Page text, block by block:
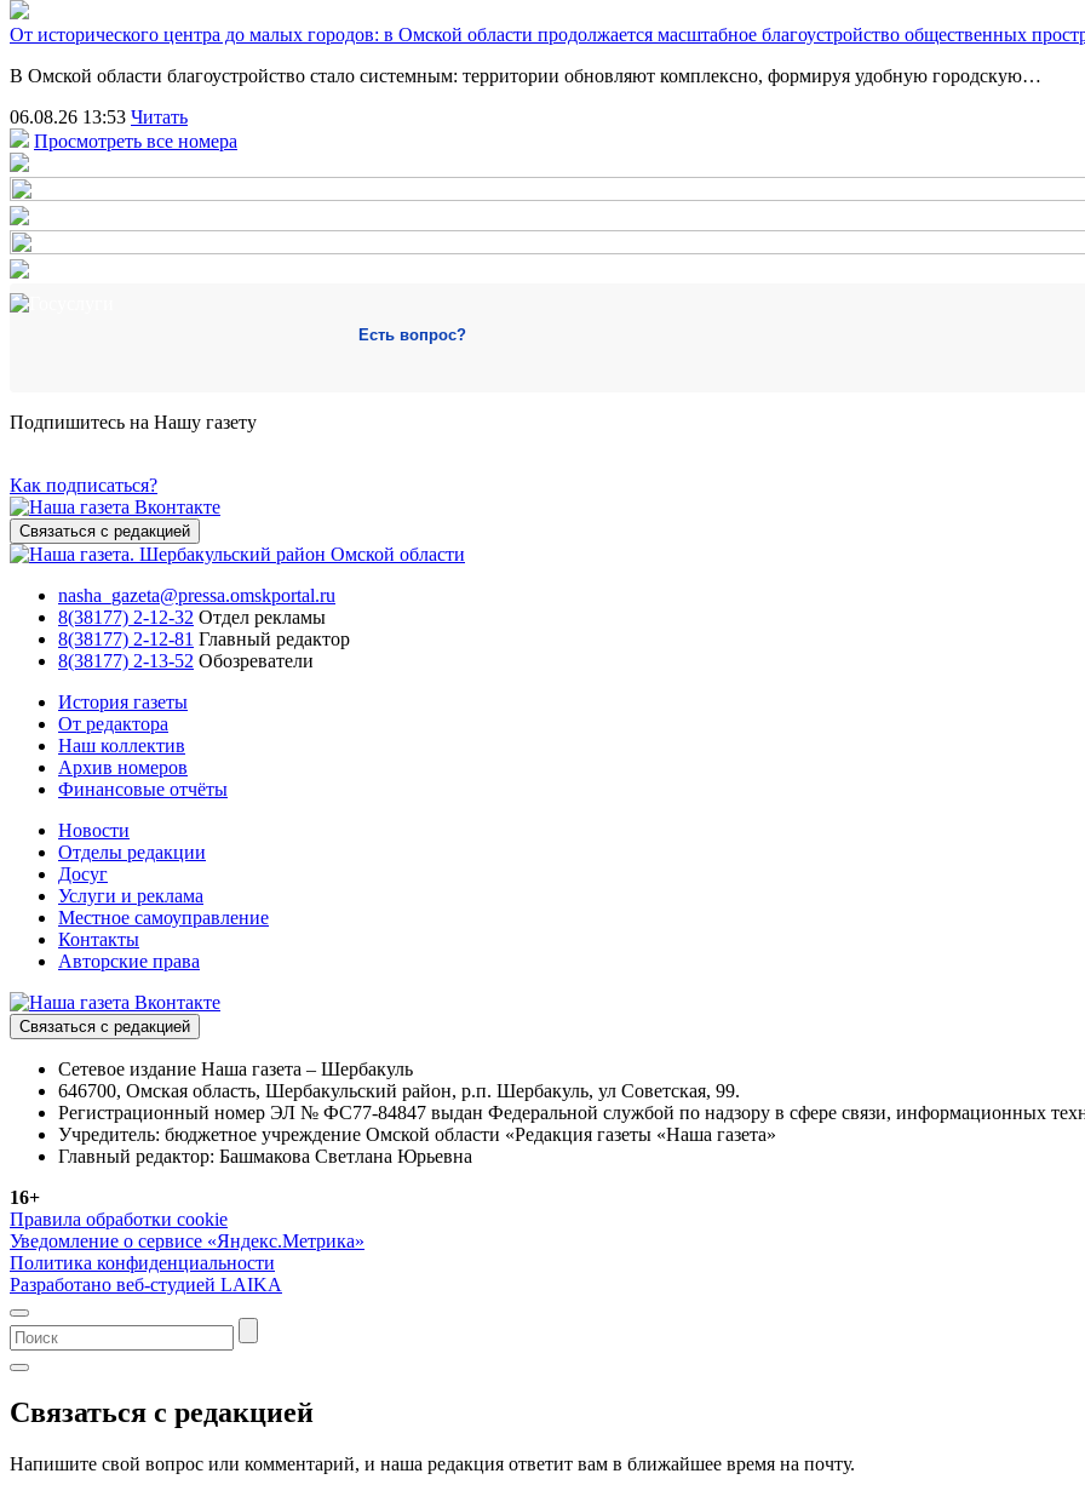
От исторического центра до малых городов: в Омской области продолжается масштабное благоустройство общественных
В Омской области благоустройство стало системным: территории обновляют комплексно, формируя удобную городскую…
06.08.26 13:53 Читать
Просмотреть все номера
Есть вопрос?
Подпишитесь на Нашу газету
Как подписаться?
Связаться с редакцией
nasha_gazeta@pressa.omskportal.ru
8(38177) 2-12-32 Отдел рекламы
8(38177) 2-12-81 Главный редактор
8(38177) 2-13-52 Обозреватели
История газеты
От редактора
Наш коллектив
Архив номеров
Финансовые отчёты
Новости
Отделы редакции
Досуг
Услуги и реклама
Местное самоуправление
Контакты
Авторские права
Связаться с редакцией
Сетевое издание Наша газета – Шербакуль
646700, Омская область, Шербакульский район, р.п. Шербакуль, ул Советская, 99.
Регистрационный номер ЭЛ № ФС77-84847 выдан Федеральной службой по надзору в сфере связи, информационных
Учредитель: бюджетное учреждение Омской области «Редакция газеты «Наша газета»
Главный редактор: Башмакова Светлана Юрьевна
16+
Правила обработки cookie
Уведомление о сервисе «Яндекс.Метрика»
Политика конфиденциальности
Разработано веб-студией LAIKA
Связаться с редакцией
Напишите свой вопрос или комментарий, и наша редакция ответит вам в ближайшее время на почту.